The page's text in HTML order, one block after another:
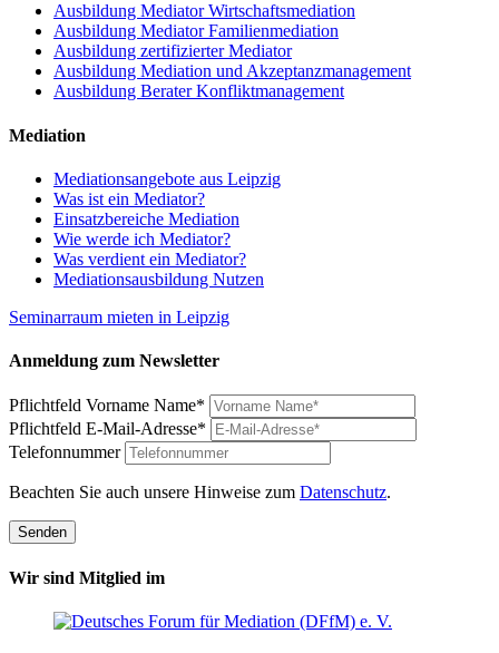
Ausbildung Mediator Wirtschaftsmediation
Ausbildung Mediator Familienmediation
Ausbildung zertifizierter Mediator
Ausbildung Mediation und Akzeptanzmanagement
Ausbildung Berater Konfliktmanagement
Mediation
Mediationsangebote aus Leipzig
Was ist ein Mediator?
Einsatzbereiche Mediation
Wie werde ich Mediator?
Was verdient ein Mediator?
Mediationsausbildung Nutzen
Seminarraum mieten in Leipzig
Anmeldung zum Newsletter
Pflichtfeld Vorname Name*
Pflichtfeld E-Mail-Adresse*
Telefonnummer
Beachten Sie auch unsere Hinweise zum Datenschutz.
Senden
Wir sind Mitglied im